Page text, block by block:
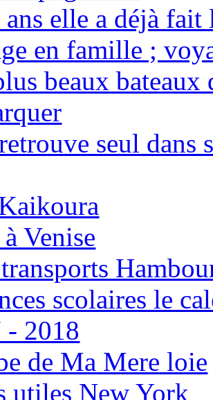
elle a déjà
en famille ;
beaux bateaux
seul dans
Venise
scolaires le
- 2018
de Ma Mere loie
utiles New York